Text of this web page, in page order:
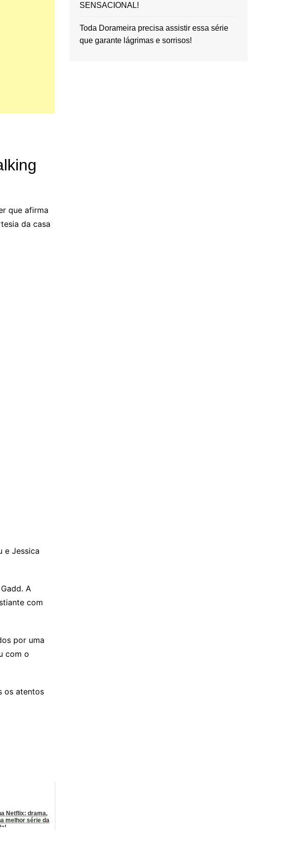
que afirma
da casa
e Jessica
A
com
por uma
com o
os atentos
Netflix: drama,
melhor série da
SENSACIONAL!
Toda Dorameira precisa assistir essa série
que garante lágrimas e sorrisos!